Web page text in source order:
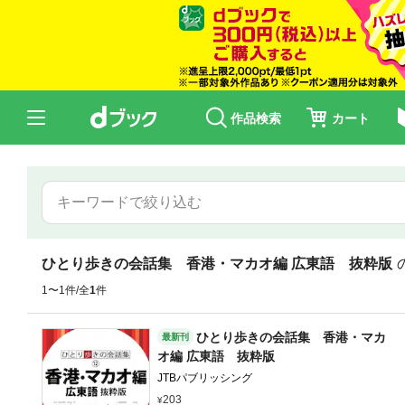
作品検索 カート
ひとり歩きの会話集 香港・マカオ編 広東語 抜粋版
1〜1件/全1件
最新刊
ひとり歩きの会話集 香港・マカ
オ編 広東語 抜粋版
JTBパブリッシング
203